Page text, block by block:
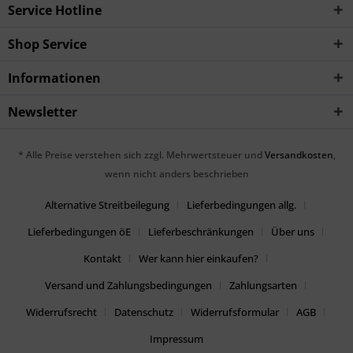
Service Hotline
Shop Service
Informationen
Newsletter
* Alle Preise verstehen sich zzgl. Mehrwertsteuer und Versandkosten,
wenn nicht anders beschrieben
Alternative Streitbeilegung
Lieferbedingungen allg.
Lieferbedingungen öE
Lieferbeschränkungen
Über uns
Kontakt
Wer kann hier einkaufen?
Versand und Zahlungsbedingungen
Zahlungsarten
Widerrufsrecht
Datenschutz Widerrufsformular
AGB
Impressum